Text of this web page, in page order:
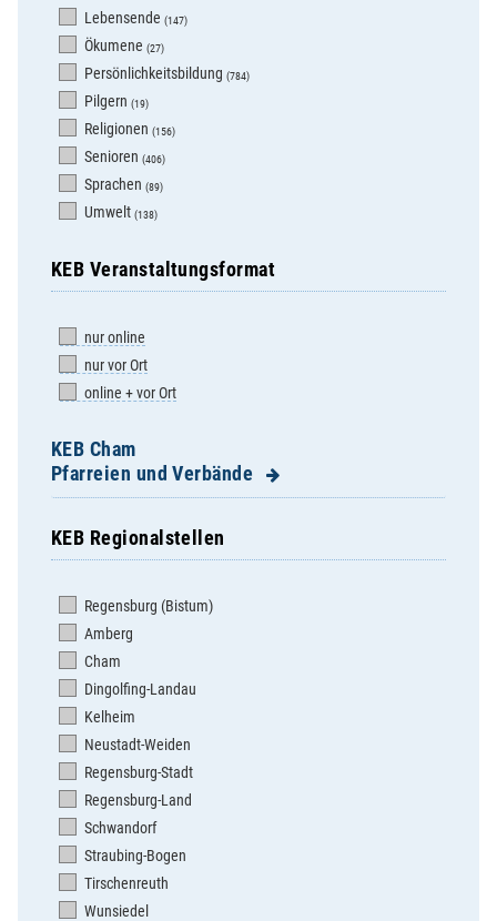
Lebensende (147)
Ökumene (27)
Persönlichkeitsbildung (784)
Pilgern (19)
Religionen (156)
Senioren (406)
Sprachen (89)
Umwelt (138)
KEB Veranstaltungsformat
nur online
nur vor Ort
online + vor Ort
KEB Cham
Pfarreien und Verbände
Arnschwang - St. Martin
Arrach - St. Valentin
Ast - Zu unserer lieben Frau
Bad Kötzting - St.Mariä Himmelfahrt
Cham - Kolpingsfamilie
Cham - St. Jakob
Cham - St. Josef
Chamerau - St. Peter und Paul
Chammünster - St.Mariä Himmelfahrt
Dalking - St. Peter und Paul
Döfering - St. Ägidius
KEB Regionalstellen
Regensburg (Bistum)
Amberg
Cham
Dingolfing-Landau
Kelheim
Neustadt-Weiden
Regensburg-Stadt
Regensburg-Land
Schwandorf
Straubing-Bogen
Tirschenreuth
Wunsiedel